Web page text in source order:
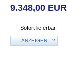
9.348,00 EUR
Sofort lieferbar.
ANZEIGEN ?